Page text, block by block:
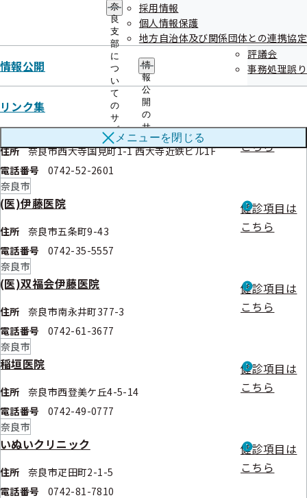
奈
良
支
部
に
つ
い
て
の
サ
ブ
メ
ニ
ュ
採用情報
個人情報保護
地方自治体及び関係団体との連携協定
情報公開
情
報
公
開
の
サ
ブ
メ
評議会
事務処理誤り
リンク集
メニューを閉じる
0742-81-9500
石﨑内科天満診療所
住所 奈良市高畑町1073 中尾ビル102号
電話番号 0742-27-3601
健診項目は
こちら
奈良市
いずみクリニック
住所 奈良市西大寺国見町1-1 西大寺近鉄ビル1F
電話番号
0742-52-2601
健診項目は
こちら
奈良市
(医)伊藤医院
住所
奈良市五条町9-43
電話番号
0742-35-5557
健診項目は
こちら
奈良市
(医)双福会伊藤医院
住所
奈良市南永井町377-3
電話番号
0742-61-3677
健診項目は
こちら
奈良市
稲垣医院
住所
奈良市西登美ケ丘4-5-14
電話番号
0742-49-0777
健診項目は
こちら
奈良市
いぬいクリニック
住所
奈良市疋田町2-1-5
電話番号
0742-81-7810
健診項目は
こちら